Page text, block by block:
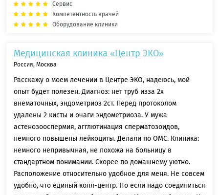
Сервис
Компетентность врачей
Оборудование клиники
Медицинская клиника «Центр ЭКО»
Россия, Москва
Расскажу о моем лечении в Центре ЭКО, надеюсь, мой
опыт будет полезен. Диагноз: нет труб изза 2х
внематочных, эндометриоз 2ст. Перед протоколом
удалены 2 кисты и очаги эндометриоза. У мужа
астенозооспермия, агглютинация сперматозоидов,
немного повышены лейкоциты. Делали по ОМС. Клиника:
немного непривычная, не похожа на больницу в
стандартном понимании. Скорее по домашнему уютно.
Расположение относительно удобное для меня. Не совсем
удобно, что единый колл-центр. Но если надо соединиться